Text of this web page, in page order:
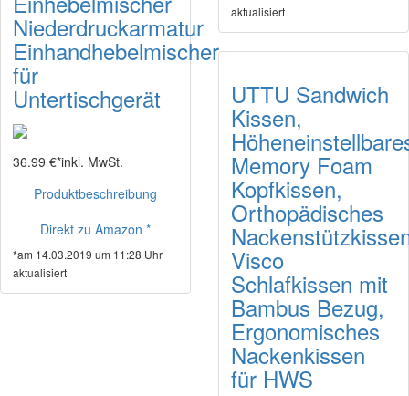
Niederdruckarmatur
Einhandhebelmischer
für
Untertischgerät
36.99 €*inkl. MwSt.
Produktbeschreibung
Direkt zu Amazon *
*am 14.03.2019 um 11:28 Uhr
aktualisiert
aktualisiert
UTTU Sandwich
Kissen,
Memory Foam
Kopfkissen,
Orthopädisches
Visco
Schlafkissen mit
Bambus Bezug,
Ergonomisches
Nackenkissen
für HWS